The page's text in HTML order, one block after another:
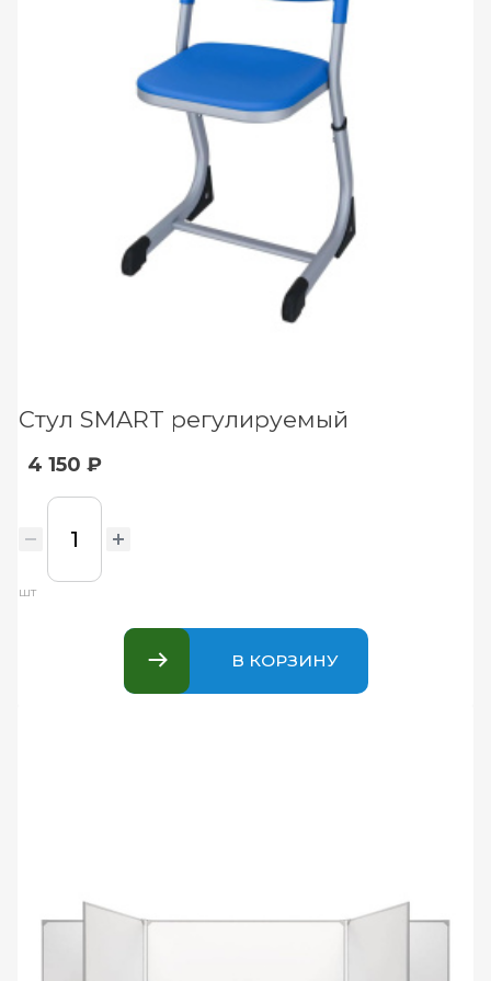
Стул SMART регулируемый
4 150 ₽
шт
В КОРЗИНУ